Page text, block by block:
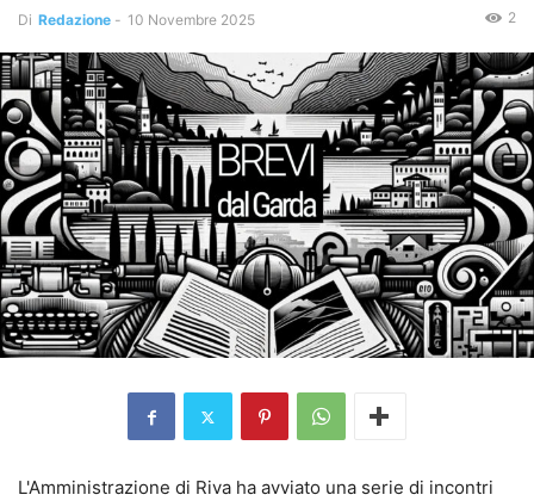
Di Redazione - 10 Novembre 2025 2
L'Amministrazione di Riva ha avviato una serie di incontri